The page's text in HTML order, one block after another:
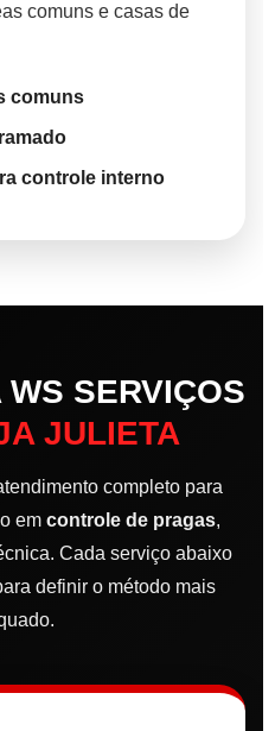
comuns e casas de
comuns
controle interno
SERVIÇOS
JULIETA
completo para
em controle de pragas,
Cada serviço abaixo
definir o método mais